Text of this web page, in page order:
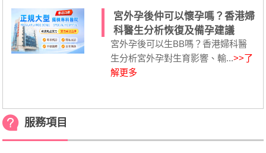
宮外孕後仲可以懷孕嗎？香港婦
科醫生分析恢復及備孕建議
宮外孕後可以生BB嗎？香港婦科醫
生分析宮外孕對生育影響、輸...>>了
解更多
服務項目